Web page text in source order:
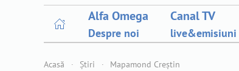
Alfa Omega
Despre noi
Canal TV
live&emisiuni
Acasă Știri Mapamond Creștin